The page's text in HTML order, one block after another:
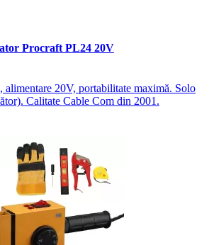
Procraft PL24 20V
alimentare 20V, portabilitate maximă. Solo
Calitate Cable Com din 2001.